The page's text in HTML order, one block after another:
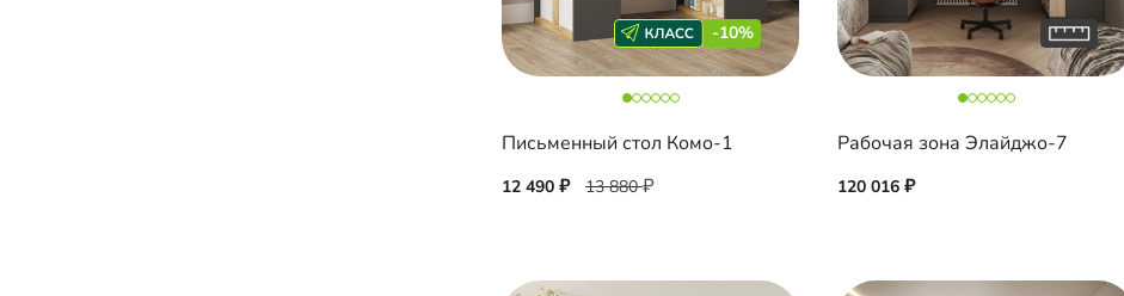
-10%
Письменный стол Комо-1
12 490 13 880
Рабочая зона Элайджо-7
120 016